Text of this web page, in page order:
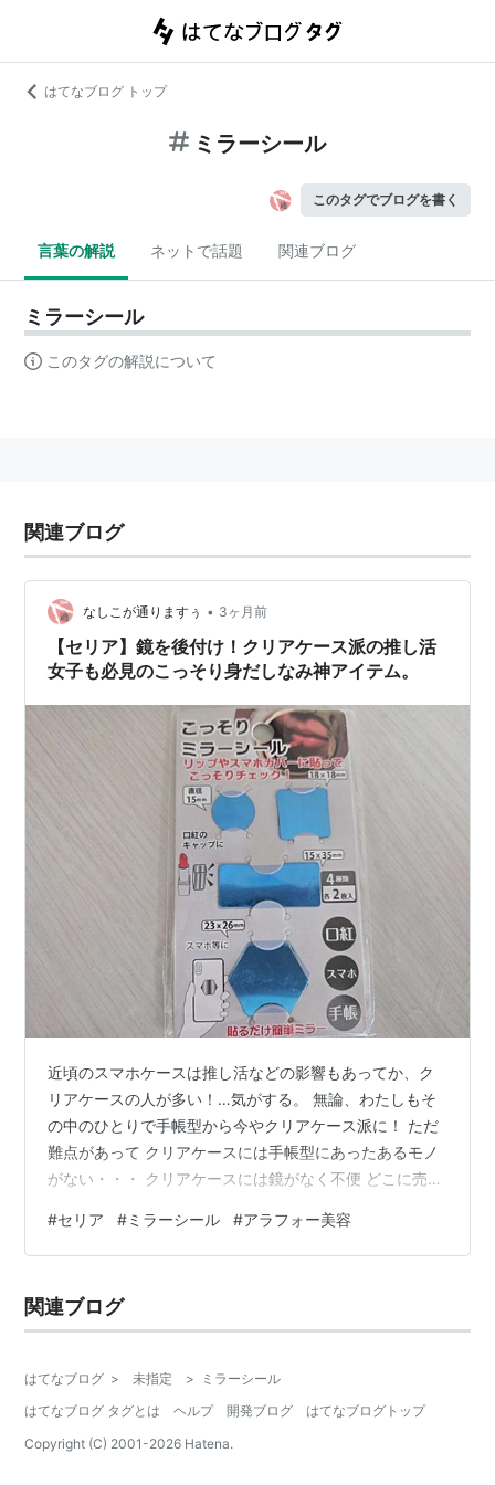
はてなブログ トップ
ミラーシール
このタグでブログを書く
言葉の解説 ネットで話題 関連ブログ
ミラーシール
このタグの解説について
関連ブログ
なしこが通りますぅ • 3ヶ月前
​【セリア】鏡を後付け！クリアケース派の推し活
女子も必見のこっそり身だしなみ神アイテム。
近頃のスマホケースは推し活などの影響もあってか、ク
リアケースの人が多い！…気がする。 無論、わたしもそ
の中のひとりで手帳型から今やクリアケース派に！ ただ
難点があって クリアケースには手帳型にあったあるモノ
がない・・・ クリアケースには鏡がなく不便 どこに売っ
すすめポイント ケースに挟むだけもOK 【検証】ミラー
シールの歪みと映る範囲を調べて見た 丸型(直径15mm)
(23×26mm)オススメ ​推し活現場でも活躍？手軽に「こっ
そり」身だしなみチェック まとめ・110円で…
#セリア #ミラーシール #アラフォー美容
関連ブログ
はてなブログ > 未指定 >
ミラーシール
はてなブログ タグとは
ヘルプ 開発ブログ
はてなブログトップ
Copyright (C) 2001-2026 Hatena.